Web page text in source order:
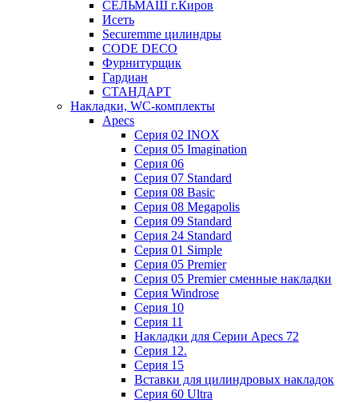
СЕЛЬМАШ г.Киров
Исеть
Securemme цилиндры
CODE DECO
Фурнитурщик
Гардиан
СТАНДАРТ
Накладки, WC-комплекты
Apecs
Cерия 02 INOX
Cерия 05 Imagination
Cерия 06
Cерия 07 Standard
Cерия 08 Basic
Cерия 08 Megapolis
Cерия 09 Standard
Cерия 24 Standard
Серия 01 Simple
Серия 05 Premier
Серия 05 Premier сменные накладки
Cерия Windrose
Серия 10
Серия 11
Накладки для Серии Apecs 72
Серия 12.
Серия 15
Вставки для цилиндровых накладок
Серия 60 Ultra